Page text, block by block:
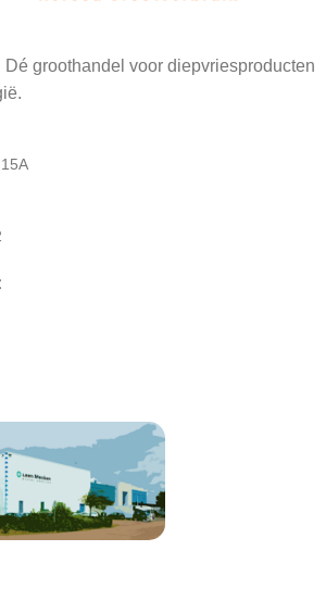
Dé groothandel voor diepvriesproducten